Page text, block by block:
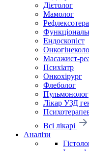
Дієтолог
Мамолог
Ендоскопіст
Масажист-
Психіатр
Онкохірург
Флеболог
Пульмонолог
Лікар УЗД
Всі лікарі
Аналізи